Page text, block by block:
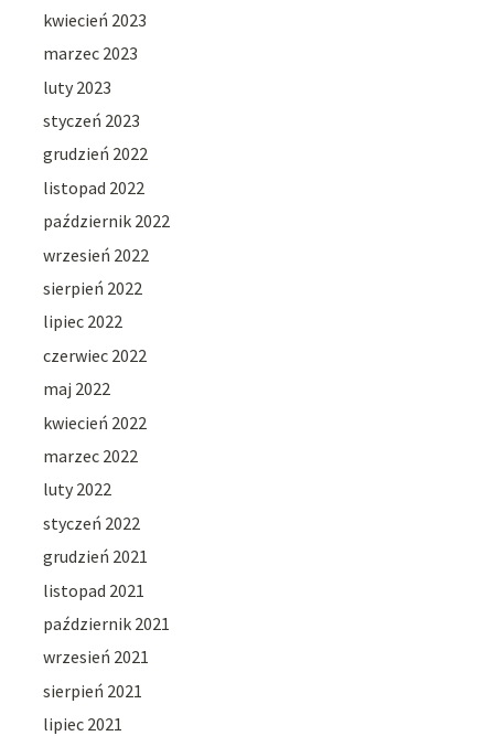
kwiecień 2023
marzec 2023
luty 2023
styczeń 2023
grudzień 2022
listopad 2022
październik 2022
wrzesień 2022
sierpień 2022
lipiec 2022
czerwiec 2022
maj 2022
kwiecień 2022
marzec 2022
luty 2022
styczeń 2022
grudzień 2021
listopad 2021
październik 2021
wrzesień 2021
sierpień 2021
lipiec 2021